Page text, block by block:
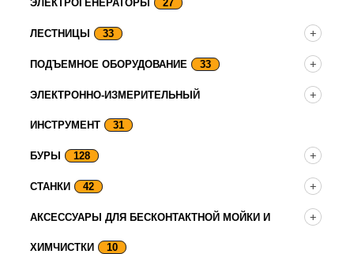
ЭЛЕКТРОГЕНЕРАТОРЫ 27
ЛЕСТНИЦЫ 33
ПОДЪЕМНОЕ ОБОРУДОВАНИЕ 33
ЭЛЕКТРОННО-ИЗМЕРИТЕЛЬНЫЙ
ИНСТРУМЕНТ 31
БУРЫ 128
СТАНКИ 42
АКСЕССУАРЫ ДЛЯ БЕСКОНТАКТНОЙ МОЙКИ И
ХИМЧИСТКИ 10